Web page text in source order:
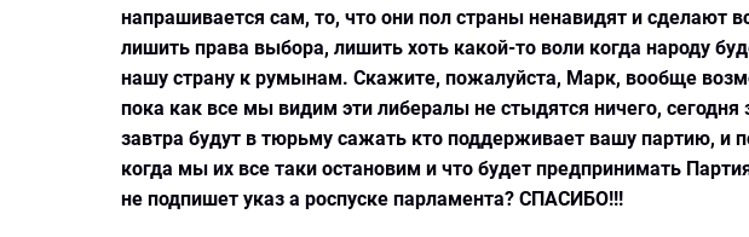
напрашивается сам, то, что они пол страны ненавидят и сделают
лишить права выбора, лишить хоть какой-то воли когда народу
нашу страну к румынам. Скажите, пожалуйста, Марк, вообще
пока как все мы видим эти либералы не стыдятся ничего,
завтра будут в тюрьму сажать кто поддерживает вашу партию, и
когда мы их все таки остановим и что будет предпринимать
не подпишет указ а роспуске парламента? СПАСИБО!!!